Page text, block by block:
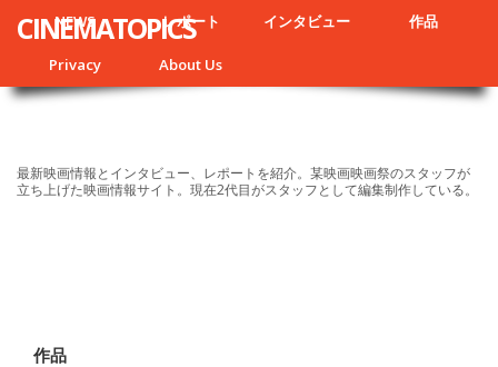
NEWS レポート インタビュー 作品
Privacy About Us
CINEMATOPICS
最新映画情報とインタビュー、レポートを紹介。某映画映画祭のスタッフが
立ち上げた映画情報サイト。現在2代目がスタッフとして編集制作している。
作品